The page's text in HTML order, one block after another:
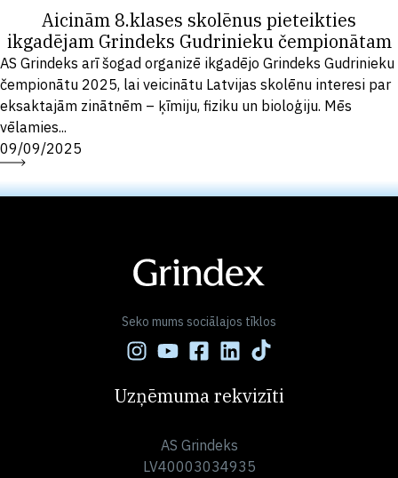
Aicinām 8.klases skolēnus pieteikties
ikgadējam Grindeks Gudrinieku čempionātam
AS Grindeks arī šogad organizē ikgadējo Grindeks Gudrinieku
čempionātu 2025, lai veicinātu Latvijas skolēnu interesi par
eksaktajām zinātnēm – ķīmiju, fiziku un bioloģiju. Mēs
vēlamies...
09/09/2025
Seko mums sociālajos tīklos
Uzņēmuma rekvizīti
AS Grindeks
LV40003034935